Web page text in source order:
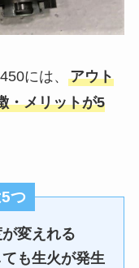
には、
アウト
・メリットが5
つ
変えれる
も生火が発生